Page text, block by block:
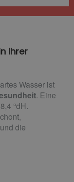
Ihrer
Wasser ist
. Eine
°dH.
die